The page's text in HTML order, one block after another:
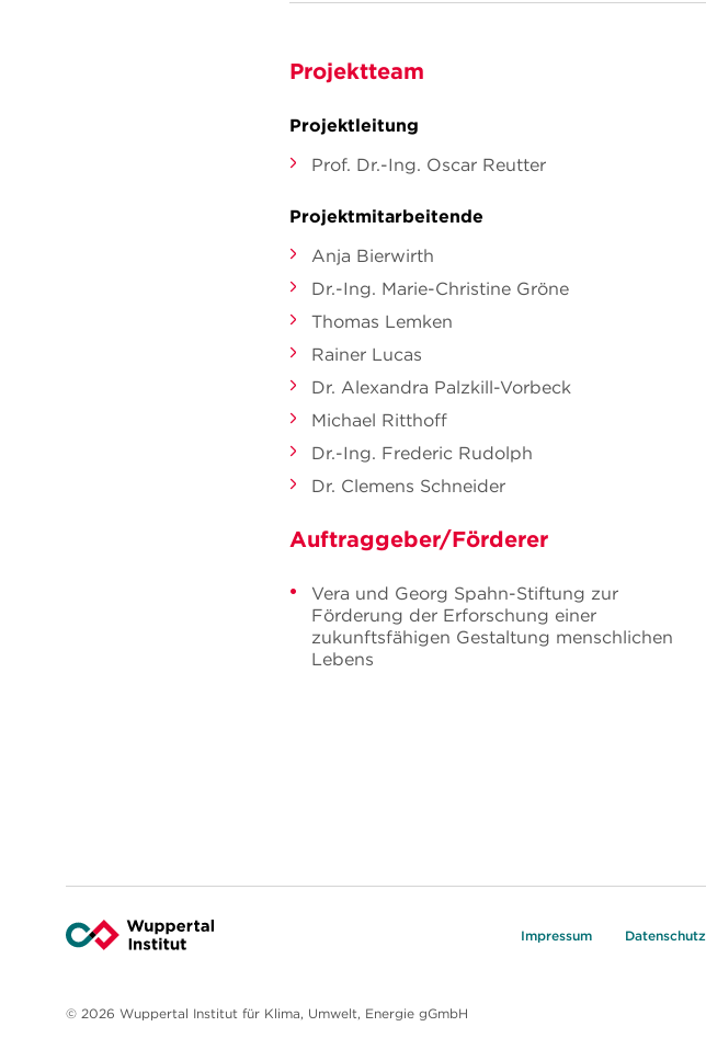
Projektteam
Projektleitung
Prof. Dr.-Ing. Oscar Reutter
Projektmitarbeitende
Anja Bierwirth
Dr.-Ing. Marie-Christine Gröne
Thomas Lemken
Rainer Lucas
Dr. Alexandra Palzkill-Vorbeck
Michael Ritthoff
Dr.-Ing. Frederic Rudolph
Dr. Clemens Schneider
Auftraggeber/Förderer
Vera und Georg Spahn-Stiftung zur
Förderung der Erforschung einer
zukunftsfähigen Gestaltung menschlichen
Lebens
Impressum Datenschutz
© 2026 Wuppertal Institut für Klima, Umwelt, Energie gGmbH